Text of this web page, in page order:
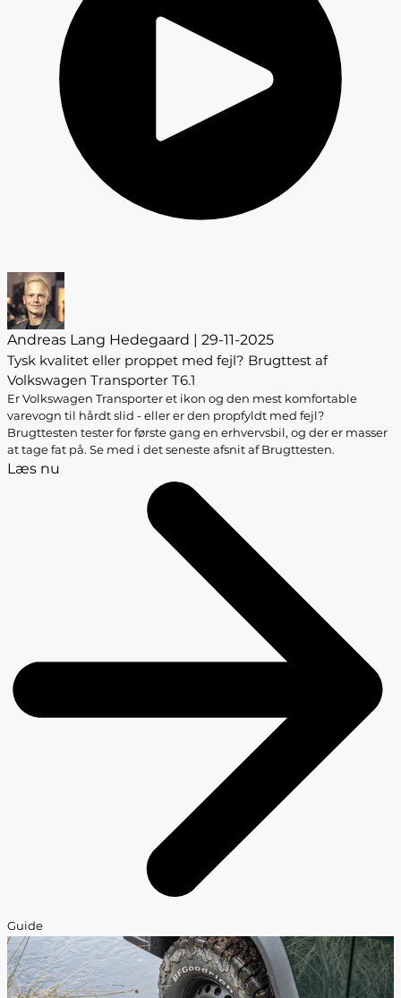
Andreas Lang Hedegaard | 29-11-2025
Tysk kvalitet eller proppet med fejl? Brugttest af
Volkswagen Transporter T6.1
Er Volkswagen Transporter et ikon og den mest komfortable
varevogn til hårdt slid - eller er den propfyldt med fejl?
Brugttesten tester for første gang en erhvervsbil, og der er masser
at tage fat på. Se med i det seneste afsnit af Brugttesten.
Læs nu
Guide